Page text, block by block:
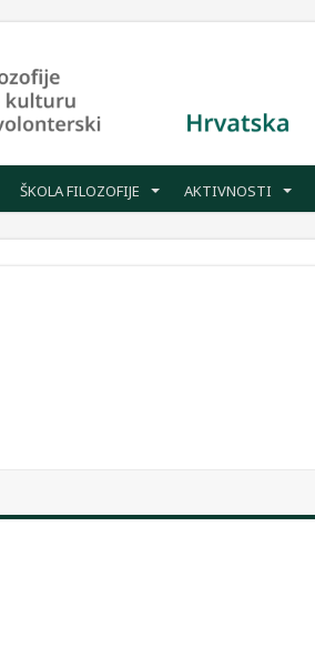
ŠKOLA FILOZOFIJE AKTIVNOSTI